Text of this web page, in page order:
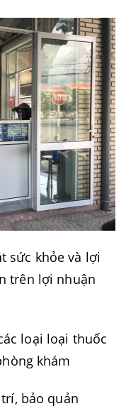
sức khỏe và lợi
trên lợi nhuận
loại loại thuốc
khám
bảo quản